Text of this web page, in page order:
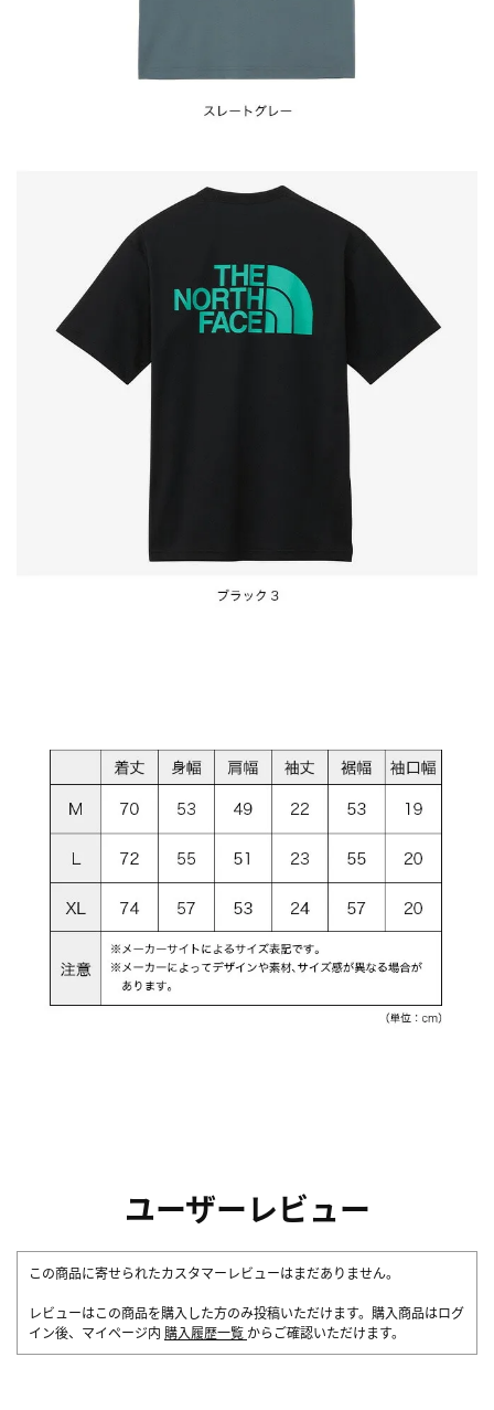
ユーザーレビュー
この商品に寄せられたカスタマーレビューはまだありません。
レビューはこの商品を購入した方のみ投稿いただけます。購入商品はログ
イン後、マイページ内 購入履歴一覧 からご確認いただけます。